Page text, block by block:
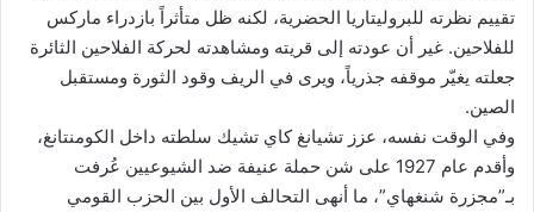
تقييم نظرته للبروليتاريا الحضرية، لكنه ظل متأثراً بازدراء ماركس
للفلاحين. غير أن عودته إلى قريته ومشاهدته لحركة الفلاحين الثائرة
جعلته يغيّر موقفه جذرياً، ويرى في الريف وقود الثورة ومستقبل
الصين.
وفي الوقت نفسه، عزز تشيانغ كاي تشيك سلطته داخل الكومنتانغ،
وأقدم عام 1927 على شن حملة عنيفة ضد الشيوعيين عُرفت
بـ”مجزرة شنغهاي”، ما أنهى التحالف الأول بين الحزب القومي